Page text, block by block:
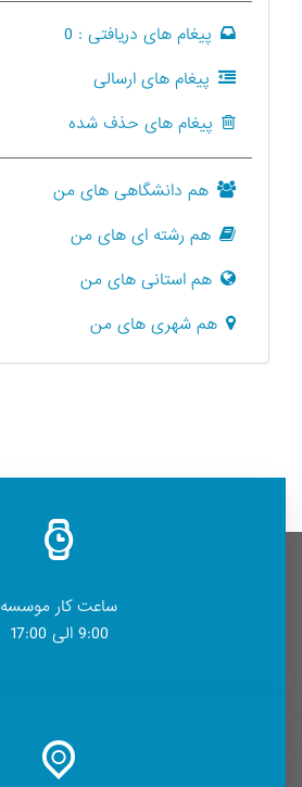
پیغام های دریافتی : 0
پیغام های ارسالی
پیغام های حذف شده
هم دانشگاهی های من
هم رشته ای های من
هم استانی های من
هم شهری های من
ساعت کار موسسه
9:00 الی 17:00